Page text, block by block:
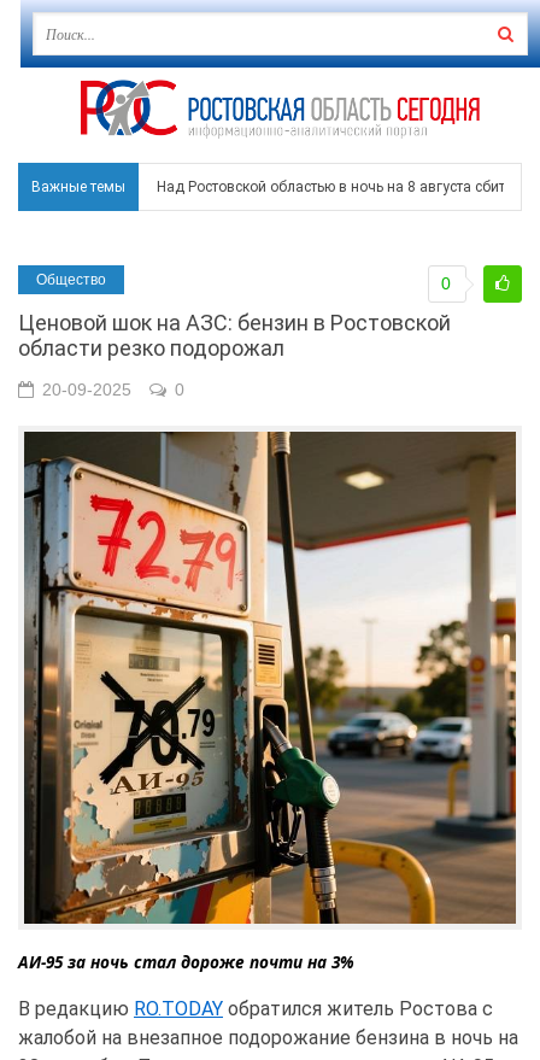
Важные темы Над Ростовской областью в ночь на 8 августа сбито
Режим ЧС регионального характера начал
В Чеховской библиотеке Таганрога открылась
В Ростове задержан подозреваемый в ночном
Общество
Ценовой шок на АЗС: бензин в Ростовской
области резко подорожал
0
20-09-2025 0
АИ-95 за ночь стал дороже почти на 3%
В редакцию RO.TODAY обратился житель Ростова с
жалобой на внезапное подорожание бензина в ночь на